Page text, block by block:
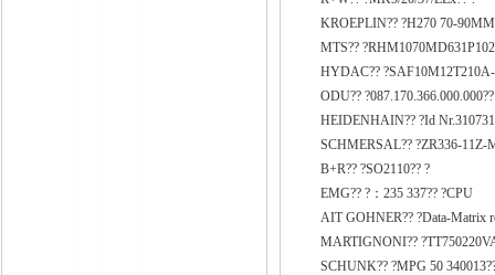
KROEPLIN?? ?H270 70-
MTS??
HYDAC?? ?SAF10M12T210A-
ODU??
HEIDENHAIN?? ?Id
SCHMERSAL?? ?ZR336-11Z-
B+R?? ?SO2110?? ?
EMG?? ?：235 337?? ?CPU
AIT GOHNER?? ?Data-Matrix
MARTIGNONI??
SCHUNK?? ?MPG 50